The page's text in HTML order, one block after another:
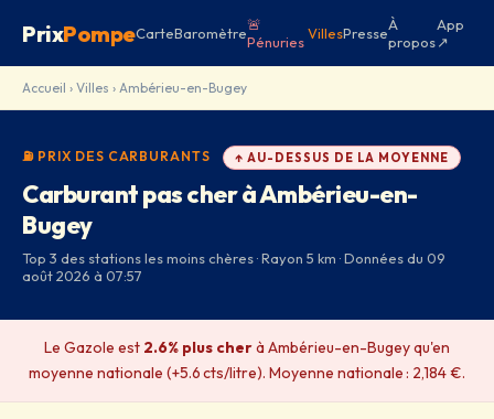
PrixPompeCarteBaromètre🚨
Pénuries VillesPresseÀ
propos
App
↗
Accueil › Villes › Ambérieu-en-Bugey
⛽ PRIX DES CARBURANTS ↑ AU-DESSUS DE LA MOYENNE
Carburant pas cher à Ambérieu-en-
Bugey
Top 3 des stations les moins chères · Rayon 5 km · Données du 09
août 2026 à 07:57
Le Gazole est 2.6% plus cherà Ambérieu-en-Bugey qu'en
moyenne nationale (+5.6 cts/litre). Moyenne nationale : 2,184 €.